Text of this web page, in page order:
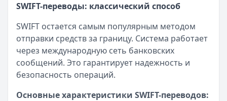
SWIFT-переводы: классический способ
SWIFT остается самым популярным методом
отправки средств за границу. Система работает
через международную сеть банковских
сообщений. Это гарантирует надежность и
безопасность операций.
Основные характеристики SWIFT-переводов: